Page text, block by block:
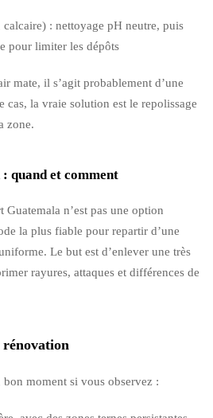
calcaire) : nettoyage pH neutre, puis
pour limiter les dépôts
mate, il s’agit probablement d’une
cas, la vraie solution est le repolissage
zone.
quand et comment
n’est pas une option
la plus fiable pour repartir d’une
Le but est d’enlever une très
rayures, attaques et différences de
rénovation
bon moment si vous observez :